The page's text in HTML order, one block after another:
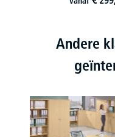
Andere